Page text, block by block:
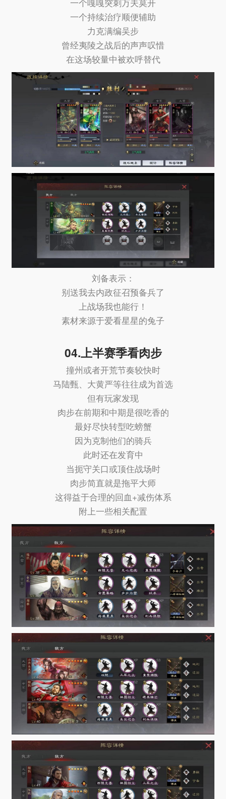
一个持续治疗顺便辅助
力克满编吴步
曾经夷陵之战后的声声叹惜
在这场较量中被欢呼替代
刘备表示：
别送我去内政征召预备兵了
上战场我也能行！
素材来源于爱看星星的兔子
04.上半赛季看肉步
撞州或者开荒节奏较快时
马陆甄、大黄严等往往成为首选
但有玩家发现
肉步在前期和中期是很吃香的
最好尽快转型吃螃蟹
因为克制他们的骑兵
此时还在发育中
当扼守关口或顶住战场时
肉步简直就是拖平大师
这得益于合理的回血+减伤体系
附上一些相关配置